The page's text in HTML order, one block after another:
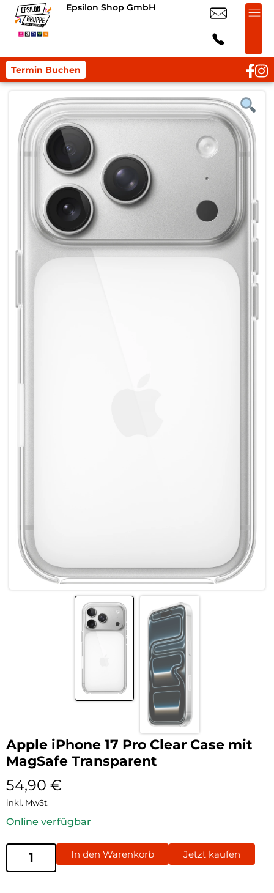
Epsilon Shop GmbH
Termin Buchen
Apple iPhone 17 Pro Clear Case mit
MagSafe Transparent
54,90 €
inkl. MwSt.
Online verfügbar
In den Warenkorb Jetzt kaufen